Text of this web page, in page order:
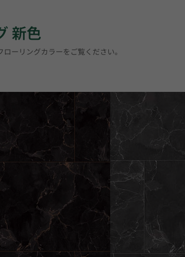
新色
ーリングカラーをご覧ください。